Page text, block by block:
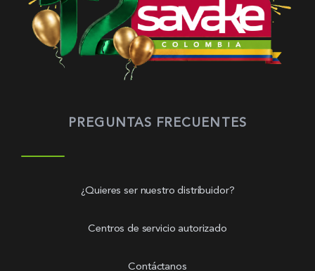
PREGUNTAS FRECUENTES
¿Quieres ser nuestro distribuidor?
Centros de servicio autorizado
Contáctanos